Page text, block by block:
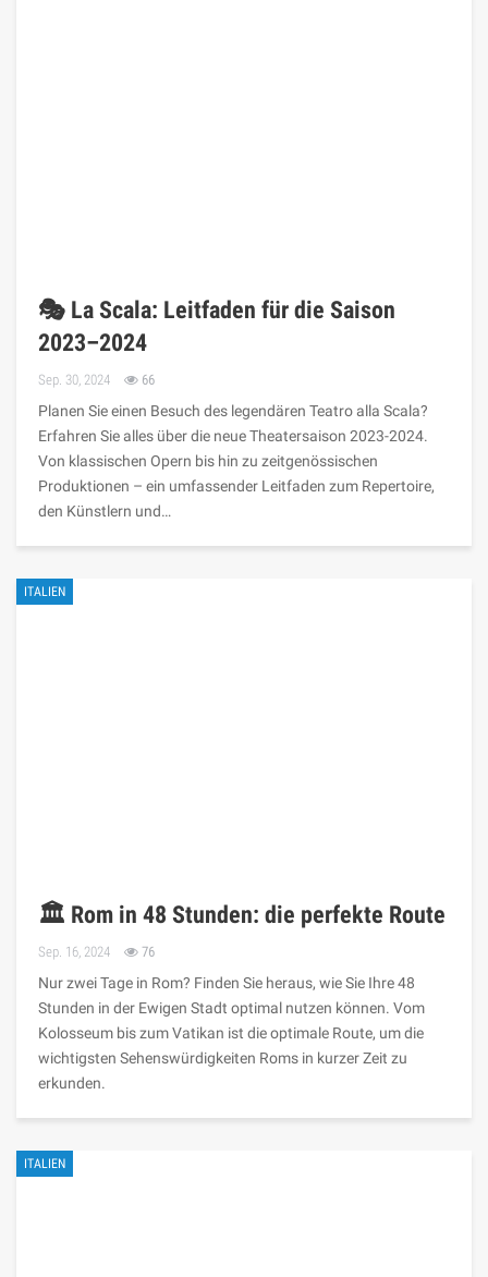
🎭 La Scala: Leitfaden für die Saison
2023–2024
Sep. 30, 2024 66
Planen Sie einen Besuch des legendären Teatro alla Scala?
Erfahren Sie alles über die neue Theatersaison 2023-2024.
Von klassischen Opern bis hin zu zeitgenössischen
Produktionen – ein umfassender Leitfaden zum Repertoire,
den Künstlern und…
ITALIEN
🏛️ Rom in 48 Stunden: die perfekte Route
Sep. 16, 2024 76
Nur zwei Tage in Rom? Finden Sie heraus, wie Sie Ihre 48
Stunden in der Ewigen Stadt optimal nutzen können. Vom
Kolosseum bis zum Vatikan ist die optimale Route, um die
wichtigsten Sehenswürdigkeiten Roms in kurzer Zeit zu
erkunden.
ITALIEN